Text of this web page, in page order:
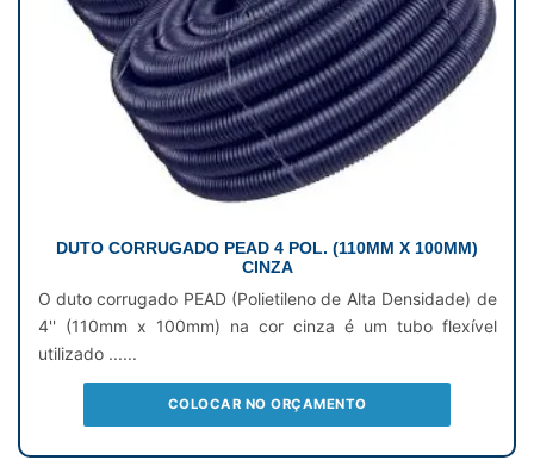
DUTO CORRUGADO PEAD 4 POL. (110MM X 100MM)
CINZA
O duto corrugado PEAD (Polietileno de Alta Densidade) de
4'' (110mm x 100mm) na cor cinza é um tubo flexível
utilizado ......
COLOCAR NO ORÇAMENTO